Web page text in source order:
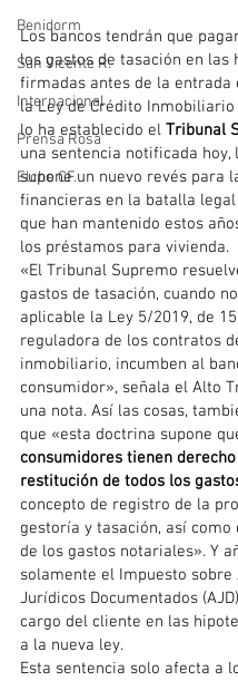
Benidorm
San Vicente R.
Internacional
Prensa Rosa
Elche CF.
Los bancos tendrán que
los gastos de tasación en las
firmadas antes de la entrada
la Ley de Crédito Inmobiliario
lo ha establecido el Tribunal
una sentencia notificada hoy,
supone un nuevo revés para
financieras en la batalla
que han mantenido estos
los préstamos para vivienda.
«El Tribunal Supremo
gastos de tasación, cuando
aplicable la Ley 5/2019, de
reguladora de los contratos
inmobiliario, incumben al
consumidor», señala el Alto
una nota. Así las cosas,
que «esta doctrina supone
consumidores tienen
restitución de todos los
concepto de registro de la
gestoría y tasación, así como
de los gastos notariales». Y
solamente el Impuesto sobre
Jurídicos Documentados
cargo del cliente en las
a la nueva ley.
Esta sentencia solo afecta a